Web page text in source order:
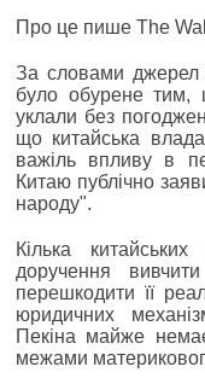
Про це пише The
За словами джерел
було обурене тим,
уклали без
що китайська
важіль впливу в
Китаю публічно
народу".
Кілька
доручення
перешкодити її
юридичних
Пекіна майже
межами